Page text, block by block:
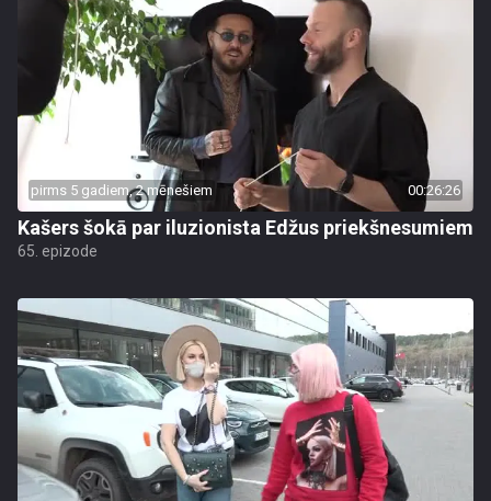
pirms 5 gadiem, 2 mēnešiem 00:26:26
Kašers šokā par iluzionista Edžus priekšnesumiem
65. epizode